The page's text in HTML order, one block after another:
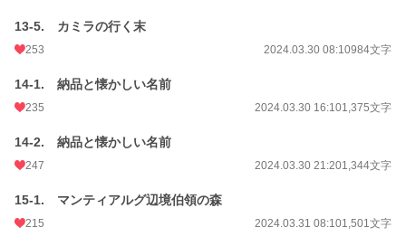
13-5. カミラの行く末
253 2024.03.30 08:10984文字
14-1. 納品と懐かしい名前
235 2024.03.30 16:101,375文字
14-2. 納品と懐かしい名前
247 2024.03.30 21:201,344文字
15-1. マンティアルグ辺境伯領の森
215 2024.03.31 08:101,501文字